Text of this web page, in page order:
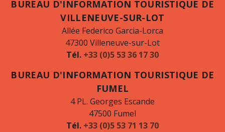
BUREAU D'INFORMATION TOURISTIQUE DE
VILLENEUVE-SUR-LOT
Allée Federico Garcia-Lorca
47300 Villeneuve-sur-Lot
Tél. +33 (0)5 53 36 17 30
BUREAU D'INFORMATION TOURISTIQUE DE
FUMEL
4 PL. Georges Escande
47500 Fumel
Tél. +33 (0)5 53 71 13 70